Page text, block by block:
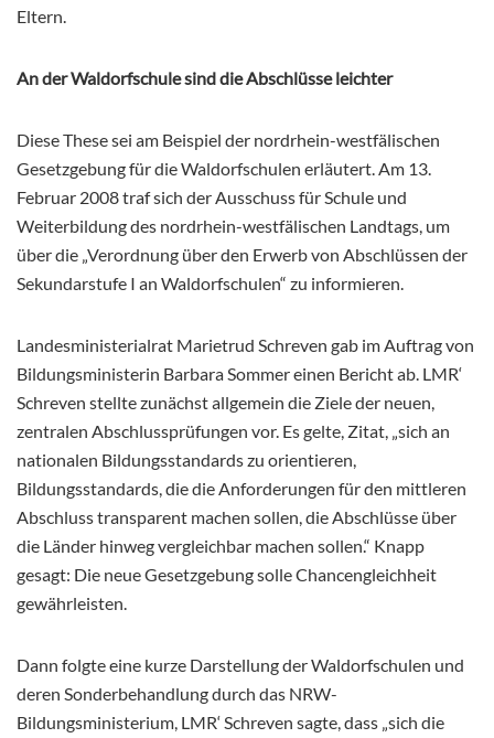
Eltern.
An der Waldorfschule sind die Abschlüsse leichter
Diese These sei am Beispiel der nordrhein-westfälischen
Gesetzgebung für die Waldorfschulen erläutert. Am 13.
Februar 2008 traf sich der Ausschuss für Schule und
Weiterbildung des nordrhein-westfälischen Landtags, um
über die „Verordnung über den Erwerb von Abschlüssen der
Sekundarstufe I an Waldorfschulen“ zu informieren.
Landesministerialrat Marietrud Schreven gab im Auftrag von
Bildungsministerin Barbara Sommer einen Bericht ab. LMR‘
Schreven stellte zunächst allgemein die Ziele der neuen,
zentralen Abschlussprüfungen vor. Es gelte, Zitat, „sich an
nationalen Bildungsstandards zu orientieren,
Bildungsstandards, die die Anforderungen für den mittleren
Abschluss transparent machen sollen, die Abschlüsse über
die Länder hinweg vergleichbar machen sollen.“ Knapp
gesagt: Die neue Gesetzgebung solle Chancengleichheit
gewährleisten.
Dann folgte eine kurze Darstellung der Waldorfschulen und
deren Sonderbehandlung durch das NRW-
Bildungsministerium, LMR‘ Schreven sagte, dass „sich die